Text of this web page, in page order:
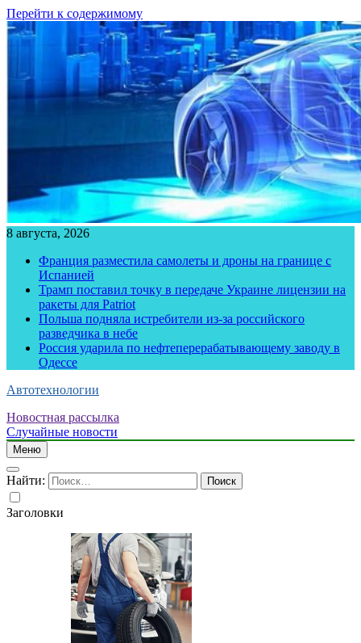
Перейти к содержимому
8 августа, 2026
Франция разместила самолеты и дроны на границе с
Испанией
Трамп поставил точку в передаче Украине лицензии на
ракеты для Patriot
Польша подняла истребители из-за российского
разведчика в небе
Россия ударила по нефтеперерабатывающему заводу в
Одессе
Автотехнологии
Новостная рассылка
Случайные новости
Меню
Найти:
Заголовки